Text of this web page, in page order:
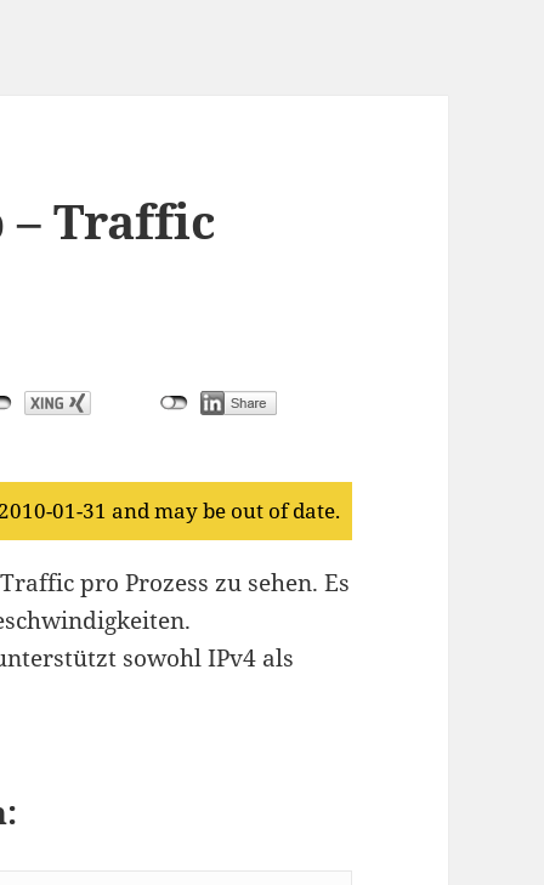
– Traffic
01-31 and may be out of date.
pro Prozess zu sehen. Es
sowohl IPv4 als